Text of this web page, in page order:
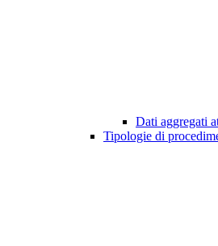
Dati aggregati
Tipologie di